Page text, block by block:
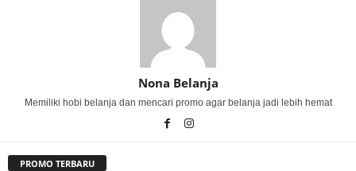
Nona Belanja
Memiliki hobi belanja dan mencari promo agar belanja jadi lebih hemat
PROMO TERBARU